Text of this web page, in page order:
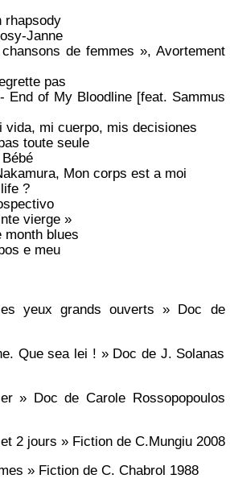
rhapsody
Janne
de femmes », Avortement
pas
End of My Bloodline [feat. Sammus
vida, mi cuerpo, mis decisiones
toute seule
Mon corps est a moi
?
vierge »
month blues
e meu
yeux grands ouverts » Doc de
Que sea lei ! » Doc de J. Solanas
» Doc de Carole Rossopopoulos
2 jours » Fiction de C.Mungiu 2008
» Fiction de C. Chabrol 1988